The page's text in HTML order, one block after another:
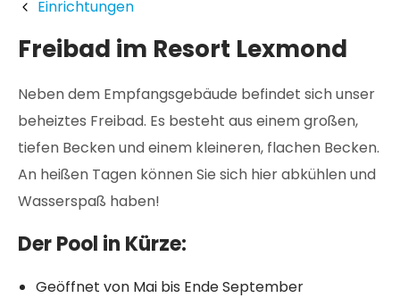
Einrichtungen
Freibad im Resort Lexmond
Neben dem Empfangsgebäude befindet sich unser
beheiztes Freibad. Es besteht aus einem großen,
tiefen Becken und einem kleineren, flachen Becken.
An heißen Tagen können Sie sich hier abkühlen und
Wasserspaß haben!
Der Pool in Kürze:
Geöffnet von Mai bis Ende September